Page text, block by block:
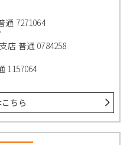
通 7271064
店 普通 0784258
1157064
ちら